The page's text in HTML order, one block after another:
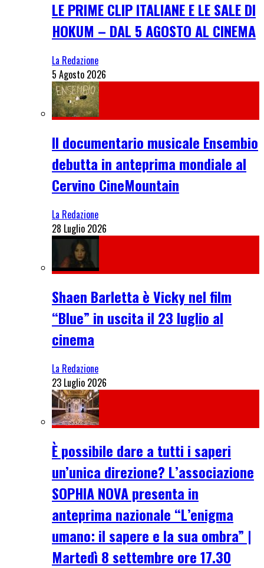
LE PRIME CLIP ITALIANE E LE SALE DI
HOKUM – DAL 5 AGOSTO AL CINEMA
La Redazione
5 Agosto 2026
Il documentario musicale Ensembio
debutta in anteprima mondiale al
Cervino CineMountain
La Redazione
28 Luglio 2026
Shaen Barletta è Vicky nel film
“Blue” in uscita il 23 luglio al
cinema
La Redazione
23 Luglio 2026
È possibile dare a tutti i saperi
un’unica direzione? L’associazione
SOPHIA NOVA presenta in
anteprima nazionale “L’enigma
umano: il sapere e la sua ombra” |
Martedì 8 settembre ore 17.30